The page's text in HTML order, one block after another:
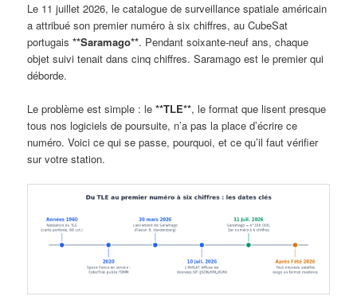
Le 11 juillet 2026, le catalogue de surveillance spatiale américain
a attribué son premier numéro à six chiffres, au CubeSat
portugais**Saramago**. Pendant soixante-neuf ans, chaque
objet suivi tenait dans cinq chiffres. Saramago est le premier qui
déborde.
Le problème est simple : le**TLE**, le format que lisent presque
tous nos logiciels de poursuite, n’a pas la place d’écrire ce
numéro. Voici ce qui se passe, pourquoi, et ce qu’il faut vérifier
sur votre station.